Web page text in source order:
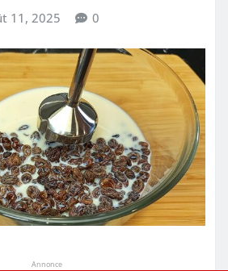
11, 2025 0
Annonce